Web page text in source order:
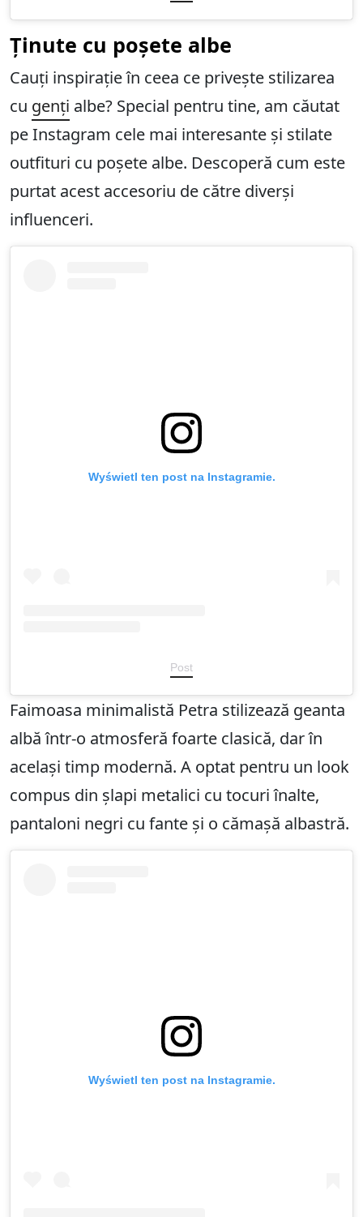
Ținute cu poșete albe
Cauți inspirație în ceea ce privește stilizarea
cu genți albe? Special pentru tine, am căutat
pe Instagram cele mai interesante și stilate
outfituri cu poșete albe. Descoperă cum este
purtat acest accesoriu de către diverși
influenceri.
Wyświetl ten post na Instagramie.
Post
Faimoasa minimalistă Petra stilizează geanta
albă într-o atmosferă foarte clasică, dar în
același timp modernă. A optat pentru un look
compus din șlapi metalici cu tocuri înalte,
pantaloni negri cu fante și o cămașă albastră.
Wyświetl ten post na Instagramie.